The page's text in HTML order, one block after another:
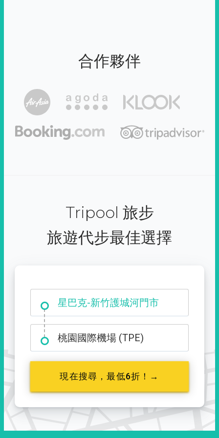
合作夥伴
Tripool 旅步
旅遊代步最佳選擇
大霸尖山登山口
桃園國際機場 (TPE)
現在搜尋，最低6折！→